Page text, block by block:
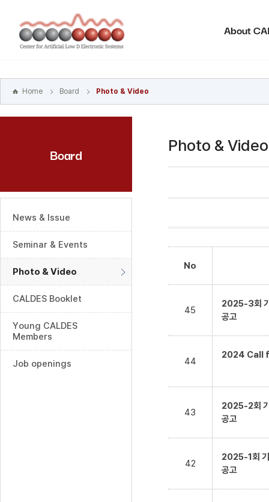
바로가기
주메뉴
바로가기
About
Home Board Photo & Video
Board
News & Issue
Seminar & Events
Photo & Video
CALDES Booklet
Young CALDES
Members
Job openings
Photo & Video
No
45
2025-3회 기
공고
44
2024 Call
43
2025-2회 기
공고
42
2025-1회 기
공고